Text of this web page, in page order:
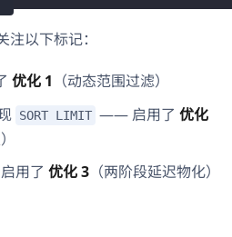
以下标记：
优化 1 （动态范围过滤）
SORT LIMIT —— 启用了 优化
用了 优化 3 （两阶段延迟物化）